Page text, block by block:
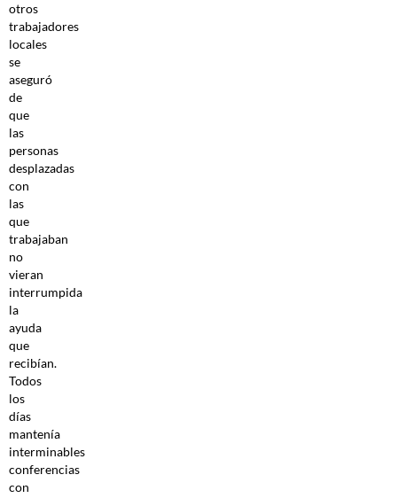
otros
trabajadores
locales
se
aseguró
de
que
las
personas
desplazadas
con
las
que
trabajaban
no
vieran
interrumpida
la
ayuda
que
recibían.
Todos
los
días
mantenía
interminables
conferencias
con